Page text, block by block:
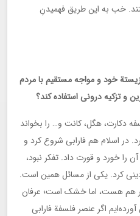
خب به این طریق فهمیدنِ
خود و مواجه مستقیم با مردم
و تزکیه درونی استفاده کند؟
دکارت، هگل، کانت و… را بخواند
در اسلام هم فارابی شروع کرد و
را خورد و قورت داد. تفکر نبود،
دینی کرد. یکی از مسائل همین است.
هم هست، اما خشک است؛ عرفان
اگر عنصر فلسفة فارابی